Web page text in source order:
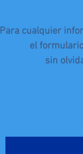
Para cualquier
el
sin